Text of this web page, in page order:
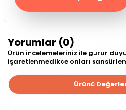
Yorumlar (0)
Ürün incelemeleriniz ile gurur
işaretlenmedikçe onları
Ürünü